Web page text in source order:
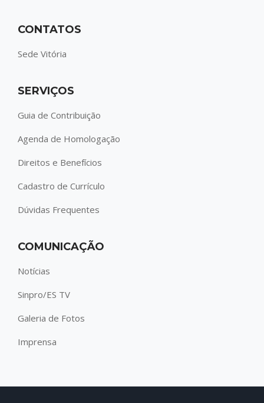
CONTATOS
Sede Vitória
SERVIÇOS
Guia de Contribuição
Agenda de Homologação
Direitos e Benefícios
Cadastro de Currículo
Dúvidas Frequentes
COMUNICAÇÃO
Notícias
Sinpro/ES TV
Galeria de Fotos
Imprensa